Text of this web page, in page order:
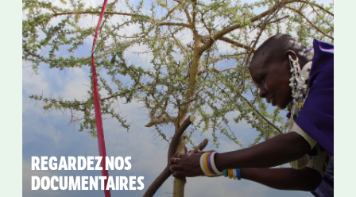
REGARDEZ NOS
DOCUMENTAIRES